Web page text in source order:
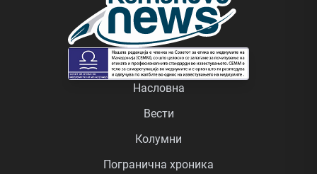
Насловна
Вести
Колумни
Погранична хроника